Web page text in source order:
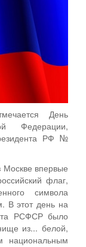
День
Федерации,
РФ №
впервые
флаг,
символа
В этот день на
РСФСР было
из... белой,
национальным